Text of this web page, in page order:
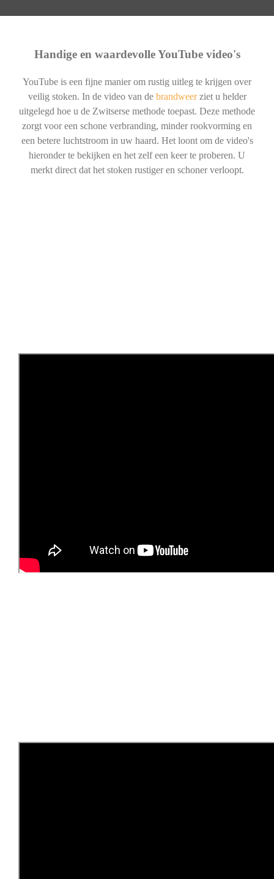
Handige en waardevolle YouTube video's
YouTube is een fijne manier om rustig uitleg te krijgen over
veilig stoken. In de video van de brandweerziet u helder
uitgelegd hoe u de Zwitserse methode toepast. Deze methode
zorgt voor een schone verbranding, minder rookvorming en
een betere luchtstroom in uw haard. Het loont om de video's
hieronder te bekijken en het zelf een keer te proberen. U
merkt direct dat het stoken rustiger en schoner verloopt.